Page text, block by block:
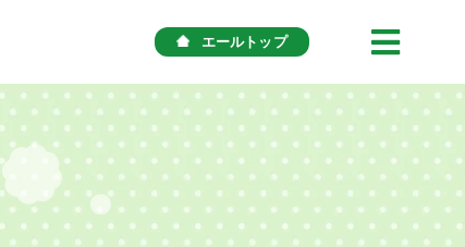
エールトップ